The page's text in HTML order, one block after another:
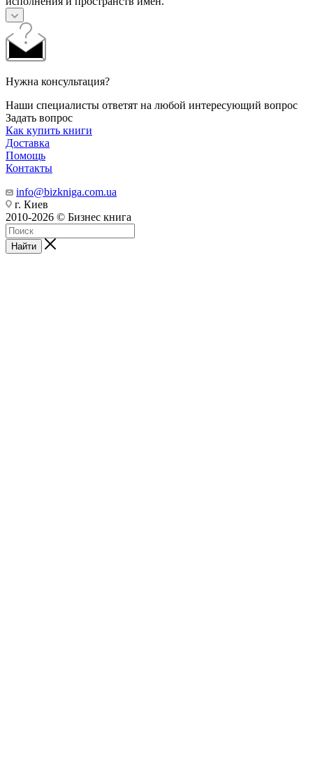
Нужна консультация?
Наши специалисты ответят на любой интересующий вопрос
Задать вопрос
Как купить книги
Доставка
Помощь
Контакты
info@bizkniga.com.ua
г. Киев
2010-2026 © Бизнес книга
Найти